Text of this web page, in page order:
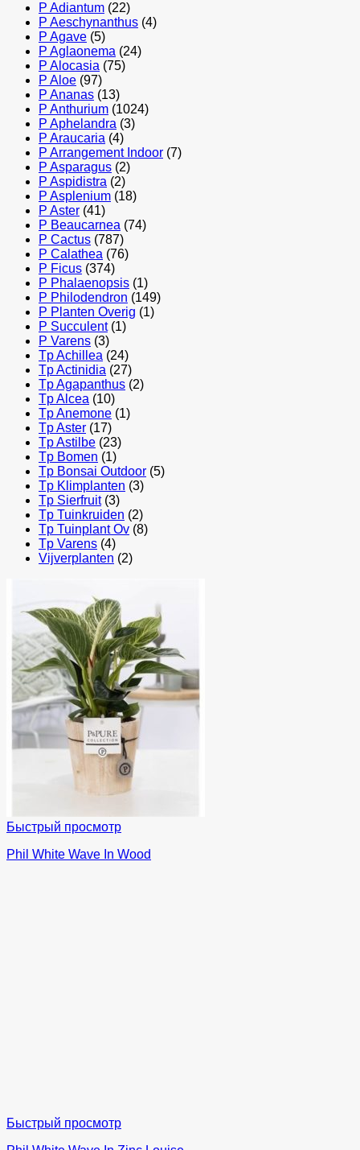
P Adiantum (22)
P Aeschynanthus (4)
P Agave (5)
P Aglaonema (24)
P Alocasia (75)
P Aloe (97)
P Ananas (13)
P Anthurium (1024)
P Aphelandra (3)
P Araucaria (4)
P Arrangement Indoor (7)
P Asparagus (2)
P Aspidistra (2)
P Asplenium (18)
P Aster (41)
P Beaucarnea (74)
P Cactus (787)
P Calathea (76)
P Ficus (374)
P Phalaenopsis (1)
P Philodendron (149)
P Planten Overig (1)
P Succulent (1)
P Varens (3)
Tp Achillea (24)
Tp Actinidia (27)
Tp Agapanthus (2)
Tp Alcea (10)
Tp Anemone (1)
Tp Aster (17)
Tp Astilbe (23)
Tp Bomen (1)
Tp Bonsai Outdoor (5)
Tp Klimplanten (3)
Tp Sierfruit (3)
Tp Tuinkruiden (2)
Tp Tuinplant Ov (8)
Tp Varens (4)
Vijverplanten (2)
Быстрый просмотр
Phil White Wave In Wood
Быстрый просмотр